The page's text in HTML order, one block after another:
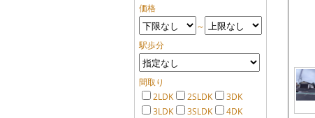
価格
～
駅歩分
間取り
2LDK
2SLDK
3DK
3LDK
3SLDK
4DK